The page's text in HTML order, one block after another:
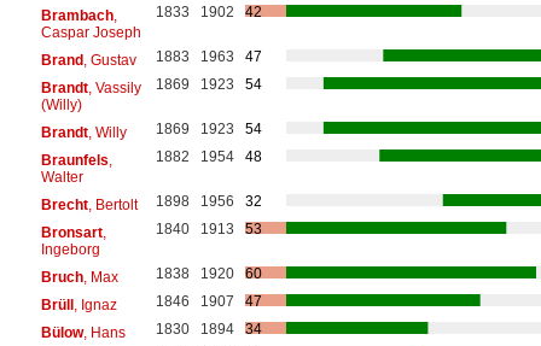
Brambach,
Caspar Joseph
1833 1902 42
Brand, Gustav 1883 1963
47
Brandt, Vassily
(Willy)
1869 1923 54
Brandt, Willy 1869 1923
54
Braunfels
Walter
1882 1954 48
Brecht, Bertolt 1898 1956
32
Bronsart,
Ingeborg
1840 1913 53
Bruch, Max 1838 1920
60
Brüll, Ignaz 1846 1907
47
Bülow, Hans 1830 1894
34